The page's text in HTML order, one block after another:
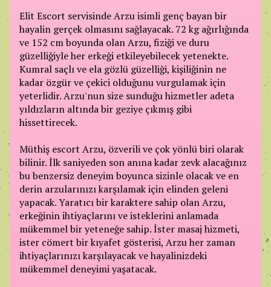
Elit Escort servisinde Arzu isimli genç bayan bir
hayalin gerçek olmasını sağlayacak. 72 kg ağırlığında
ve 152 cm boyunda olan Arzu, fiziği ve duru
güzelliğiyle her erkeği etkileyebilecek yetenekte.
Kumral saçlı ve ela gözlü güzelliği, kişiliğinin ne
kadar özgür ve çekici olduğunu vurgulamak için
yeterlidir. Arzu'nun size sunduğu hizmetler adeta
yıldızların altında bir geziye çıkmış gibi
hissettirecek.
Müthiş escort Arzu, özverili ve çok yönlü biri olarak
bilinir. İlk saniyeden son anına kadar zevk alacağınız
bu benzersiz deneyim boyunca sizinle olacak ve en
derin arzularınızı karşılamak için elinden geleni
yapacak. Yaratıcı bir karaktere sahip olan Arzu,
erkeğinin ihtiyaçlarını ve isteklerini anlamada
mükemmel bir yeteneğe sahip. İster masaj hizmeti,
ister cömert bir kıyafet gösterisi, Arzu her zaman
ihtiyaçlarınızı karşılayacak ve hayalinizdeki
mükemmel deneyimi yaşatacak.